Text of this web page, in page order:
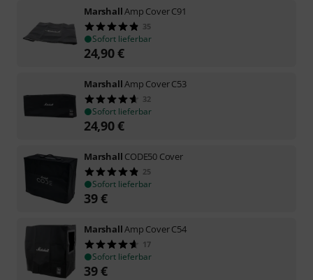
MarshallAmp Cover C91
35
Sofort lieferbar
24,90€
MarshallAmp Cover C53
32
Sofort lieferbar
24,90€
Marshall CODE50 Cover
25
Sofort lieferbar
39€
MarshallAmp Cover C54
17
Sofort lieferbar
39€